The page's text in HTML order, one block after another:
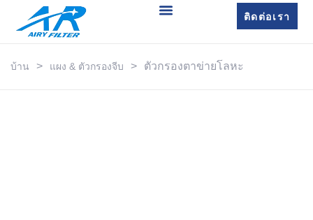
ติดต่อเรา
บ้าน > แผง & ตัวกรองจีบ > ตัวกรองตาข่ายโลหะ